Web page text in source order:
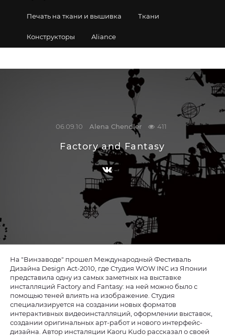
Печать на ткани и вышивка Ткани
Конструкторы Aliance
06.09.10 Alena Chendler 411
Factory and Fantasy
На "Винзаводе" прошел Международный Фестиваль
Дизайна Design Act-2010, где Студия WOW INC из Японии
представила одну из самых заметных на выставке
инсталляций Factory and Fantasy: на ней можно было с
помощью теней влиять на изображение. Студия
специализируется на создании новых форматов
интерактивных видеоинсталляций, оформлении выставок,
создании оригинальных арт-работ и нового интерфейс-
дизайна. Автор инсталяции Kaoru Kudo рассказал о своей